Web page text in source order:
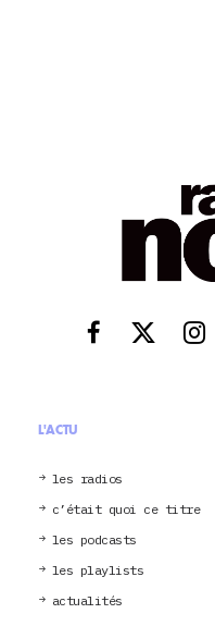
L'ACTU
les radios
c’était quoi ce titre
les podcasts
les playlists
actualités